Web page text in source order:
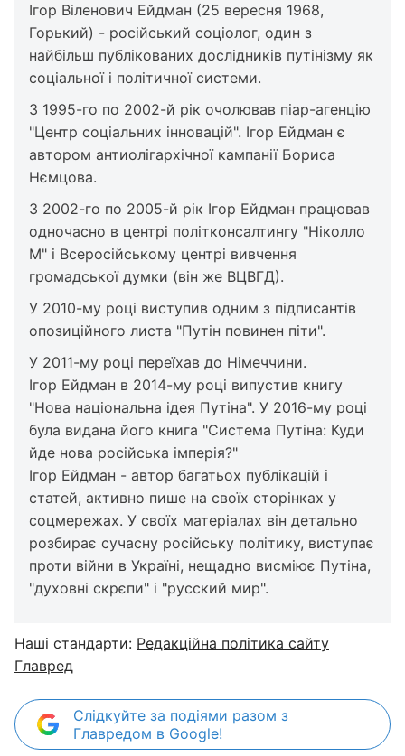
Ігор Віленович Ейдман (25 вересня 1968,
Горький) - російський соціолог, один з
найбільш публікованих дослідників путінізму як
соціальної і політичної системи.
З 1995-го по 2002-й рік очолював піар-агенцію
"Центр соціальних інновацій". Ігор Ейдман є
автором антиолігархічної кампанії Бориса
Нємцова.
З 2002-го по 2005-й рік Ігор Ейдман працював
одночасно в центрі політконсалтингу "Ніколло
М" і Всеросійському центрі вивчення
громадської думки (він же ВЦВГД).
У 2010-му році виступив одним з підписантів
опозиційного листа "Путін повинен піти".
У 2011-му році переїхав до Німеччини.
Ігор Ейдман в 2014-му році випустив книгу
"Нова національна ідея Путіна". У 2016-му році
була видана його книга "Система Путіна: Куди
йде нова російська імперія?"
Ігор Ейдман - автор багатьох публікацій і
статей, активно пише на своїх сторінках у
соцмережах. У своїх матеріалах він детально
розбирає сучасну російську політику, виступає
проти війни в Україні, нещадно висміює Путіна,
"духовні скрєпи" і "русский мир".
Наші стандарти: Редакційна політика сайту
Главред
Слідкуйте за подіями разом з
Главредом в Google!